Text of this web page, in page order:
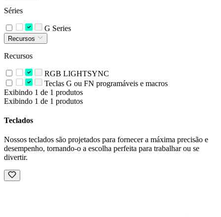
Séries
G Series
Recursos
Recursos
RGB LIGHTSYNC
Teclas G ou FN programáveis e macros
Exibindo 1 de 1 produtos
Exibindo 1 de 1 produtos
Teclados
Nossos teclados são projetados para fornecer a máxima precisão e
desempenho, tornando-o a escolha perfeita para trabalhar ou se
divertir.